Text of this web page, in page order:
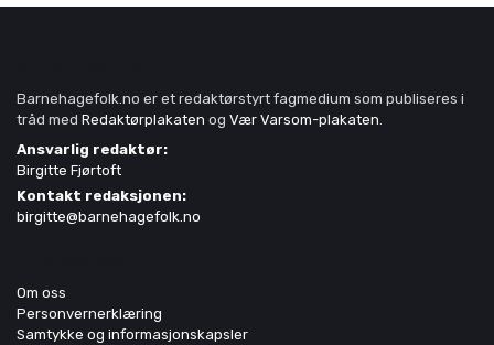
Barnehagefolk.no er et redaktørstyrt fagmedium som publiseres i
tråd med Redaktørplakaten og Vær Varsom-plakaten.
Ansvarlig redaktør:
Birgitte Fjørtoft
Kontakt redaksjonen:
birgitte@barnehagefolk.no
Om oss
Personvernerklæring
Samtykke og informasjonskapsler